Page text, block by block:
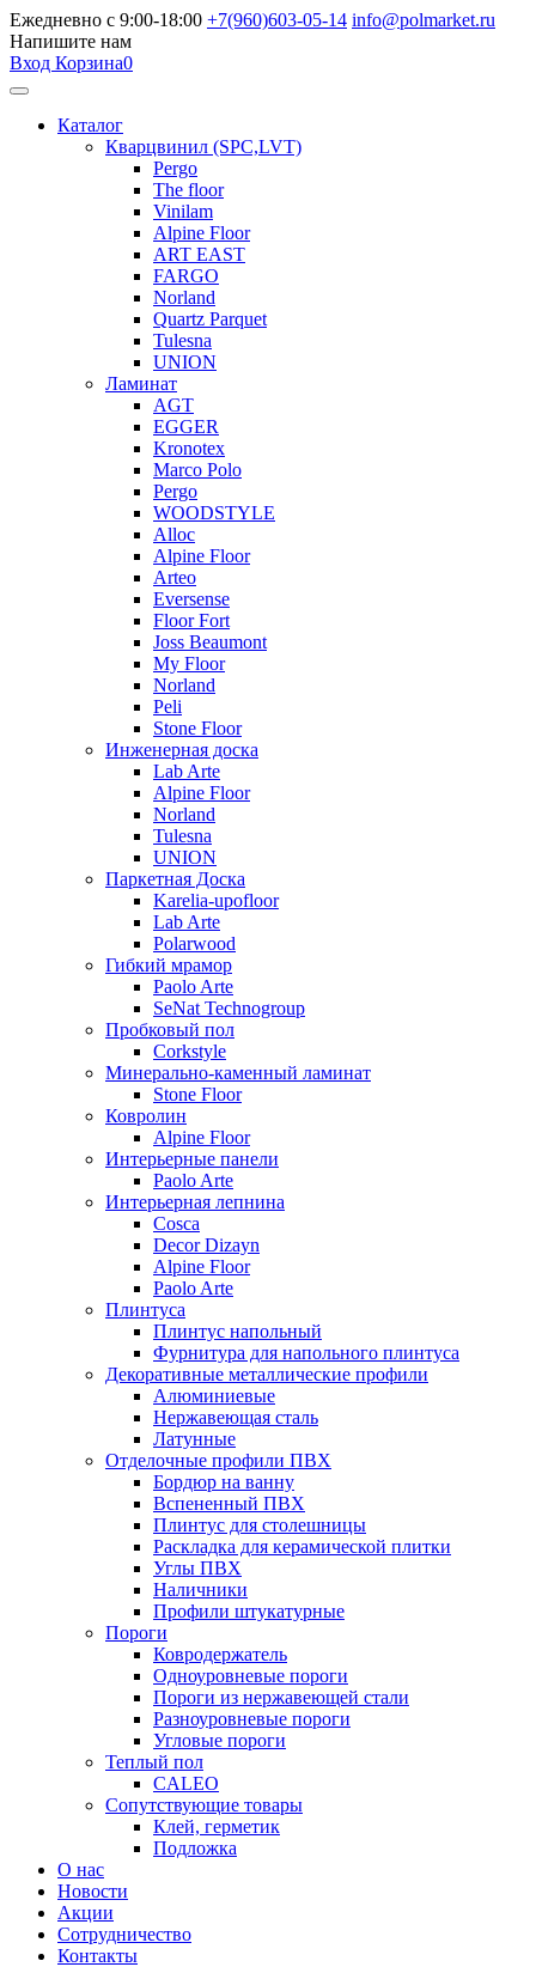
Ежедневно с 9:00-18:00 +7(960)603-05-14 info@polmarket.ru
Напишите нам
Вход Корзина0
Каталог
Кварцвинил (SPC,LVT)
Pergo
The floor
Vinilam
Alpine Floor
ART EAST
FARGO
Norland
Quartz Parquet
Tulesna
UNION
Ламинат
AGT
EGGER
Kronotex
Marco Polo
Pergo
WOODSTYLE
Alloc
Alpine Floor
Arteo
Eversense
Floor Fort
Joss Beaumont
My Floor
Norland
Peli
Stone Floor
Инженерная доска
Lab Arte
Alpine Floor
Norland
Tulesna
UNION
Паркетная Доска
Karelia-upofloor
Lab Arte
Polarwood
Гибкий мрамор
Paolo Arte
SeNat Technogroup
Пробковый пол
Corkstyle
Минерально-каменный ламинат
Stone Floor
Ковролин
Alpine Floor
Интерьерные панели
Paolo Arte
Интерьерная лепнина
Cosca
Decor Dizayn
Alpine Floor
Paolo Arte
Плинтуса
Плинтус напольный
Фурнитура для напольного плинтуса
Декоративные металлические профили
Алюминиевые
Нержавеющая сталь
Латунные
Отделочные профили ПВХ
Бордюр на ванну
Вспененный ПВХ
Плинтус для столешницы
Раскладка для керамической плитки
Углы ПВХ
Наличники
Профили штукатурные
Пороги
Ковродержатель
Одноуровневые пороги
Пороги из нержавеющей стали
Разноуровневые пороги
Угловые пороги
Теплый пол
CALEO
Сопутствующие товары
Клей, герметик
Подложка
О нас
Новости
Акции
Сотрудничество
Контакты